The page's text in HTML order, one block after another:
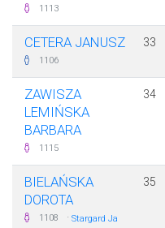
1113
CETERA JANUSZ
1106
33
ZAWISZA
LEMIŃSKA
BARBARA
1115
34
BIELAŃSKA
DOROTA
1108 · Stargard Ja
35